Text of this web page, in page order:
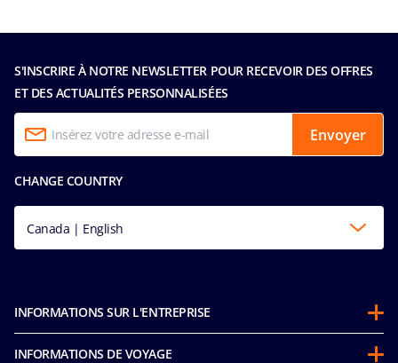
S'INSCRIRE À NOTRE NEWSLETTER POUR RECEVOIR DES OFFRES
ET DES ACTUALITÉS PERSONNALISÉES
Envoyer
CHANGE COUNTRY
Canada | English
INFORMATIONS SUR L'ENTREPRISE
Partenariats
INFORMATIONS DE VOYAGE